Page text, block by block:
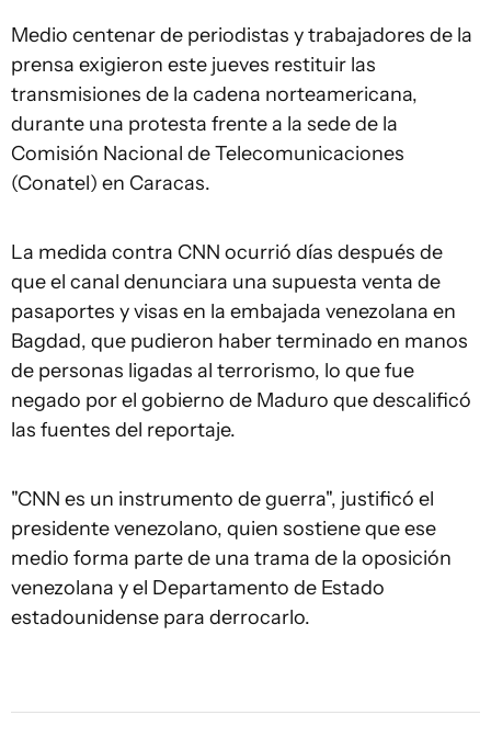
Medio centenar de periodistas y trabajadores de la
prensa exigieron este jueves restituir las
transmisiones de la cadena norteamericana,
durante una protesta frente a la sede de la
Comisión Nacional de Telecomunicaciones
(Conatel) en Caracas.
La medida contra CNN ocurrió días después de
que el canal denunciara una supuesta venta de
pasaportes y visas en la embajada venezolana en
Bagdad, que pudieron haber terminado en manos
de personas ligadas al terrorismo, lo que fue
negado por el gobierno de Maduro que descalificó
las fuentes del reportaje.
"CNN es un instrumento de guerra", justificó el
presidente venezolano, quien sostiene que ese
medio forma parte de una trama de la oposición
venezolana y el Departamento de Estado
estadounidense para derrocarlo.